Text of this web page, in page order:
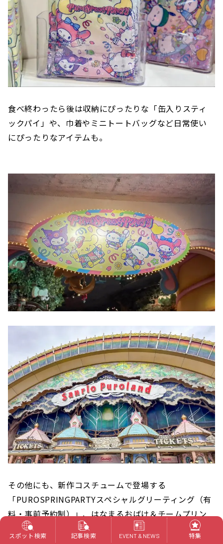
食べ終わったら後は収納にぴったりな「缶入りスティ
ックパイ」や、巾着やミニトートバッグなど日常使い
にぴったりなアイテムも。
その他にも、新作コスチュームで登場する
「PUROSPRINGPARTYスペシャルグリーティング （有
料・事前予約制）」、はなまるおばけ＆チームプリン
の”春パ盛り上げ隊”による「春のフレッシュキャラフ
スポット検索 記事検索 EVENT & NEWS 特集